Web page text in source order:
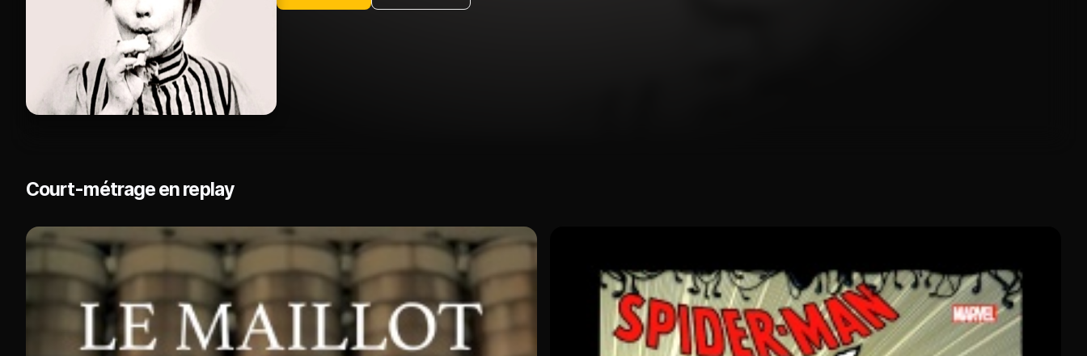
Court-métrage en replay